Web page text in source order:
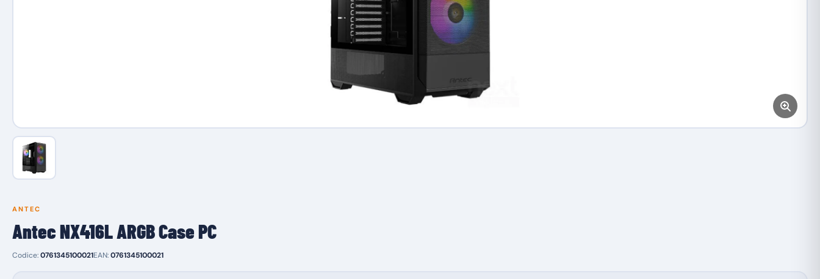
ANTEC
Antec NX416L ARGB Case PC
Codice:0761345100021EAN:0761345100021